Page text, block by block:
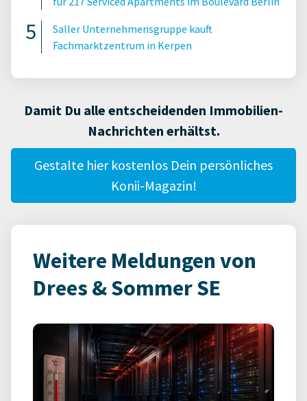
Saller Unternehmensgruppe kauft
Fachmarktzentrum in Kerpen
Damit Du alle entscheidenden Immobilien-
Nachrichten erhältst.
Gestalte hier kostenlos Dein persönliches
Konii-Magazin!
Weitere Meldungen von
Drees & Sommer SE